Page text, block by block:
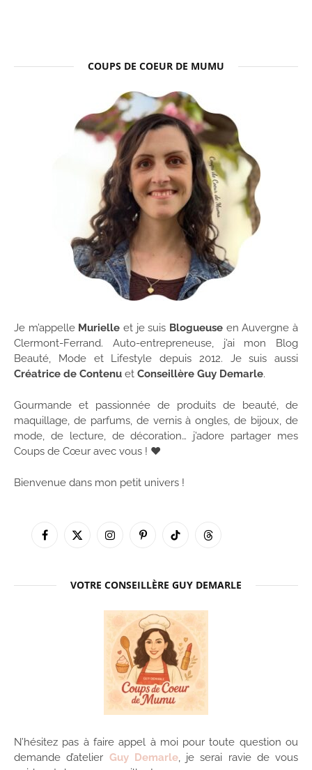
COUPS DE COEUR DE MUMU
Je m’appelle Murielle et je suis Blogueuse en Auvergne à
Clermont-Ferrand. Auto-entrepreneuse, j’ai mon Blog
Beauté, Mode et Lifestyle depuis 2012. Je suis aussi
Créatrice de Contenu et Conseillère Guy Demarle.
Gourmande et passionnée de produits de beauté, de
maquillage, de parfums, de vernis à ongles, de bijoux, de
mode, de lecture, de décoration… j’adore partager mes
Coups de Cœur avec vous ! ♥
Bienvenue dans mon petit univers !
Facebook
X
InstagramPinterestTikTok Threads
VOTRE CONSEILLÈRE GUY DEMARLE
N’hésitez pas à faire appel à moi pour toute question ou
demande d’atelier Guy Demarle, je serai ravie de vous